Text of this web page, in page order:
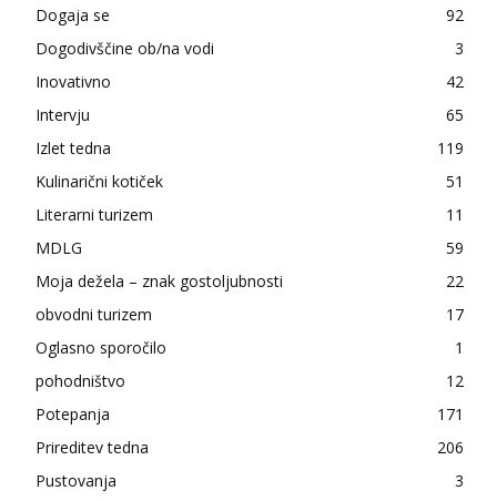
Dogaja se
92
Dogodivščine ob/na vodi
3
Inovativno
42
Intervju
65
Izlet tedna
119
Kulinarični kotiček
51
Literarni turizem
11
MDLG
59
Moja dežela – znak gostoljubnosti
22
obvodni turizem
17
Oglasno sporočilo
1
pohodništvo
12
Potepanja
171
Prireditev tedna
206
Pustovanja
3